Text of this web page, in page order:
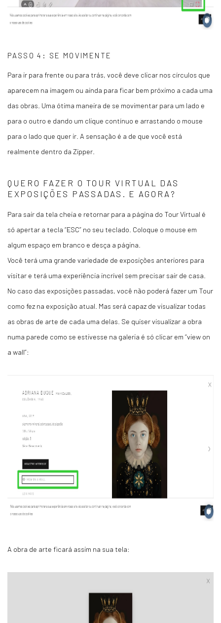
PASSO 4: SE MOVIMENTE
Para ir para frente ou para trás, você deve clicar nos círculos que
aparecem na imagem ou ainda para ficar bem próximo a cada uma
das obras. Uma ótima maneira de se movimentar para um lado e
para o outro e dando um clique contínuo e arrastando o mouse
para o lado que quer ir. A sensação é a de que você está
realmente dentro da Zipper.
QUERO FAZER O TOUR VIRTUAL DAS
EXPOSIÇÕES PASSADAS. E AGORA?
Para sair da tela cheia e retornar para a página do Tour Virtual é
só apertar a tecla “ESC” no seu teclado. Coloque o mouse em
algum espaço em branco e desça a página.
Você terá uma grande variedade de exposições anteriores para
visitar e terá uma experiência incrível sem precisar sair de casa.
No caso das exposições passadas, você não poderá fazer um Tour
como fez na exposição atual. Mas será capaz de visualizar todas
as obras de arte de cada uma delas. Se quiser visualizar a obra
numa parede como se estivesse na galeria é só clicar em “view on
a wall”:
A obra de arte ficará assim na sua tela: